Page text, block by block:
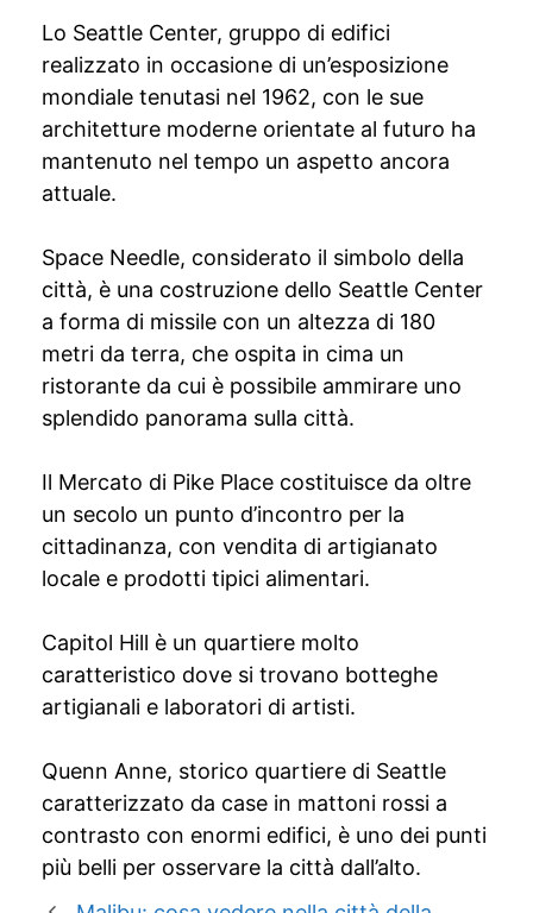
Lo Seattle Center, gruppo di edifici
realizzato in occasione di un’esposizione
mondiale tenutasi nel 1962, con le sue
architetture moderne orientate al futuro ha
mantenuto nel tempo un aspetto ancora
attuale.
Space Needle, considerato il simbolo della
città, è una costruzione dello Seattle Center
a forma di missile con un altezza di 180
metri da terra, che ospita in cima un
ristorante da cui è possibile ammirare uno
splendido panorama sulla città.
Il Mercato di Pike Place costituisce da oltre
un secolo un punto d’incontro per la
cittadinanza, con vendita di artigianato
locale e prodotti tipici alimentari.
Capitol Hill è un quartiere molto
caratteristico dove si trovano botteghe
artigianali e laboratori di artisti.
Quenn Anne, storico quartiere di Seattle
caratterizzato da case in mattoni rossi a
contrasto con enormi edifici, è uno dei punti
più belli per osservare la città dall’alto.